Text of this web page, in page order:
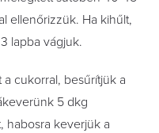
ellenőrizzük. Ha kihűlt,
lapba vágjuk.
cukorral, besűrítjük a
5 dkg
habosra keverjük a